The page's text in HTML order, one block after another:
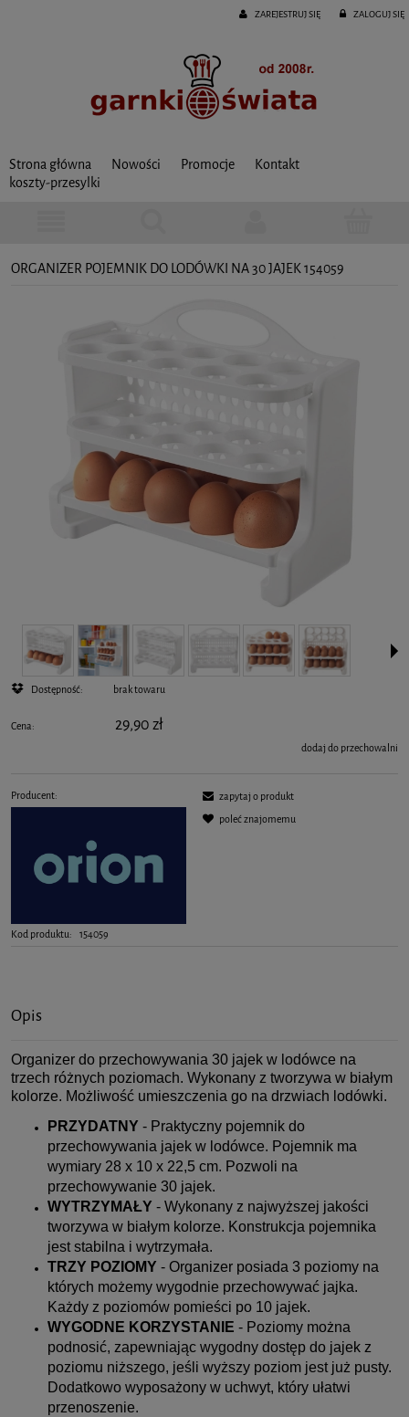
ZAREJESTRUJ SIĘ ZALOGUJ SIĘ
Strona główna Nowości Promocje
Kontakt
koszty-przesylki
ORGANIZER POJEMNIK DO LODÓWKI NA 30 JAJEK 154059
Dostępność: brak towaru
Cena: 29,90 zł
dodaj do przechowalni
Producent:
Kod produktu: 154059
zapytaj o produkt
poleć znajomemu
Opis
Organizer do przechowywania 30 jajek w lodówce na
trzech różnych poziomach. Wykonany z tworzywa w białym
kolorze. Możliwość umieszczenia go na drzwiach lodówki.
PRZYDATNY - Praktyczny pojemnik do
przechowywania jajek w lodówce. Pojemnik ma
wymiary 28 x 10 x 22,5 cm. Pozwoli na
przechowywanie 30 jajek.
WYTRZYMAŁY - Wykonany z najwyższej jakości
tworzywa w białym kolorze. Konstrukcja pojemnika
jest stabilna i wytrzymała.
TRZY POZIOMY - Organizer posiada 3 poziomy na
których możemy wygodnie przechowywać jajka.
Każdy z poziomów pomieści po 10 jajek.
WYGODNE KORZYSTANIE - Poziomy można
podnosić, zapewniając wygodny dostęp do jajek z
poziomu niższego, jeśli wyższy poziom jest już pusty.
Dodatkowo wyposażony w uchwyt, który ułatwi
przenoszenie.